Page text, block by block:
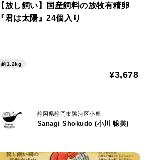
調味料は塩・
・ギフト包装
【放し飼い】国産飼料の放牧有精卵
『君は太陽』24個入り
約1.2kg
¥3,678
静岡県静岡市駿河区小鹿
Sanagi Shokudo (小川 聡美)